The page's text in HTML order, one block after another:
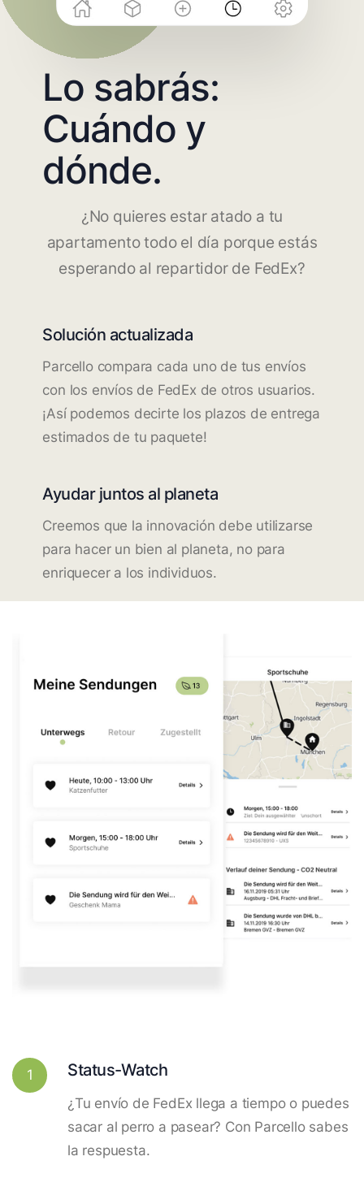
Lo sabrás:
Cuándo y
dónde.
¿No quieres estar atado a tu
apartamento todo el día porque estás
esperando al repartidor de FedEx?
Solución actualizada
Parcello compara cada uno de tus envíos
con los envíos de FedEx de otros usuarios.
¡Así podemos decirte los plazos de entrega
estimados de tu paquete!
Ayudar juntos al planeta
Creemos que la innovación debe utilizarse
para hacer un bien al planeta, no para
enriquecer a los individuos.
1 Status-Watch
¿Tu envío de FedEx llega a tiempo o puedes
sacar al perro a pasear? Con Parcello sabes
la respuesta.